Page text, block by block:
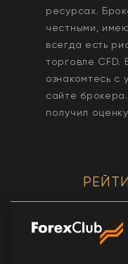
ресурсах.
честными,
всегда еcть
торговле CFD.
ознакомтесь с
сайте брокера.
получил оценку